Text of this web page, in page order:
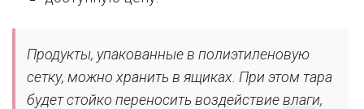
Продукты, упакованные в полиэтиленовую
сетку, можно хранить в ящиках. При этом тара
будет стойко переносить воздействие влаги,